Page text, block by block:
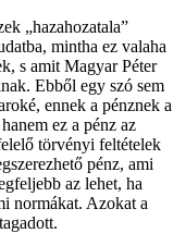
„hazahozatala”
mintha ez valaha
s amit Magyar Péter
Ebből egy szó sem
ennek a pénznek a
ez a pénz az
törvényi feltételek
pénz, ami
az lehet, ha
normákat. Azokat a